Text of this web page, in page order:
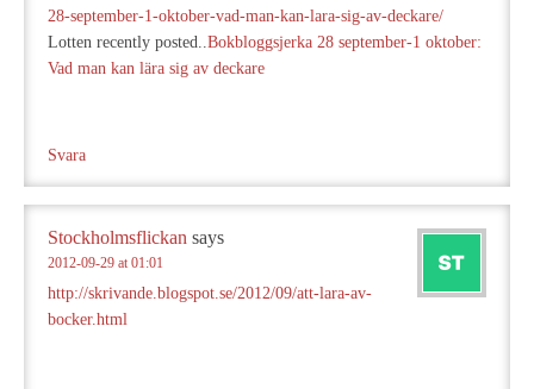
28-september-1-oktober-vad-man-kan-lara-sig-av-deckare/
Lotten recently posted..Bokbloggsjerka 28 september-1 oktober:
Vad man kan lära sig av deckare
Svara
Stockholmsflickan says
2012-09-29 at 01:01
http://skrivande.blogspot.se/2012/09/att-lara-av-
bocker.html